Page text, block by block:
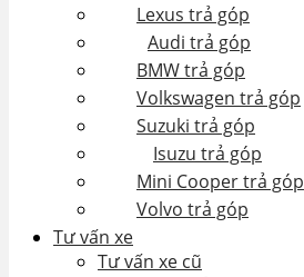
Lexus trả góp
Audi trả góp
BMW trả góp
Volkswagen trả góp
Suzuki trả góp
Isuzu trả góp
Mini Cooper trả góp
Volvo trả góp
Tư vấn xe
Tư vấn xe cũ